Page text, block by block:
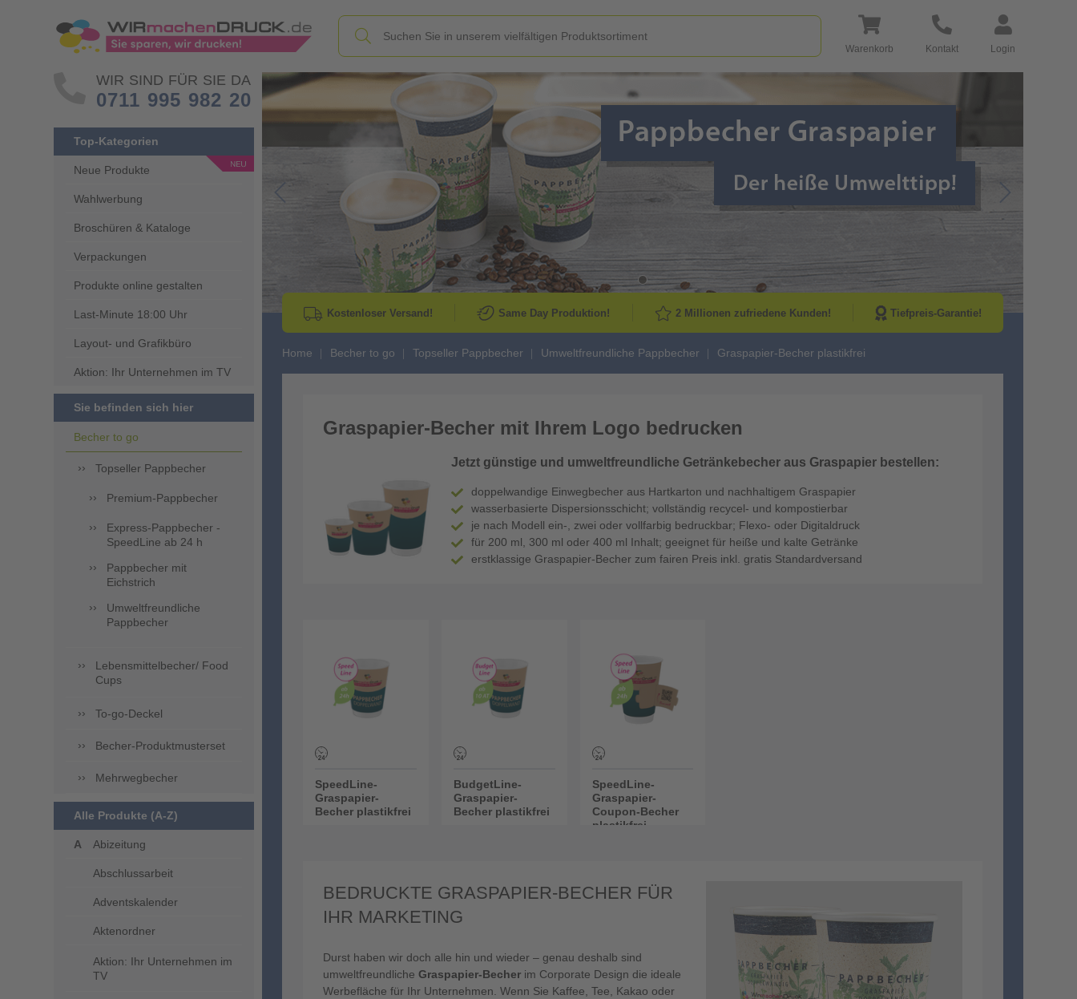
Warenkorb Kontakt Login
WIR SIND FÜR SIE DA
0711 995 982 20
Top-Kategorien
Neue Produkte
Wahlwerbung
Broschüren & Kataloge
Verpackungen
Produkte online gestalten
Last-Minute 18:00 Uhr
Layout- und Grafikbüro
Aktion: Ihr Unternehmen im TV
Sie befinden sich hier
Becher to go
Topseller Pappbecher
Premium-Pappbecher
Express-Pappbecher -
SpeedLine ab 24 h
Pappbecher mit
Eichstrich
Umweltfreundliche
Pappbecher
Lebensmittelbecher/ Food
Cups
To-go-Deckel
Becher-Produktmusterset
Mehrwegbecher
Alle Produkte (A-Z)
Abizeitung
Abschlussarbeit
Adventskalender
Aktenordner
Aktion: Ihr Unternehmen im
TV
Go to Previous Slide Go to Next
Kostenloser Versand! Same Day Produktion! 2 Millionen zufriedene Kunden! Tiefpreis-Garantie!
Home Becher to go Topseller Pappbecher Umweltfreundliche Pappbecher Graspapier-Becher plastikfrei
Graspapier-Becher mit Ihrem Logo bedrucken
Jetzt günstige und umweltfreundliche Getränkebecher aus Graspapier bestellen:
doppelwandige Einwegbecher aus Hartkarton und nachhaltigem Graspapier
wasserbasierte Dispersionsschicht; vollständig recycel- und kompostierbar
je nach Modell ein-, zwei oder vollfarbig bedruckbar; Flexo- oder Digitaldruck
für 200 ml, 300 ml oder 400 ml Inhalt; geeignet für heiße und kalte Getränke
erstklassige Graspapier-Becher zum fairen Preis inkl. gratis Standardversand
SpeedLine-
Graspapier-
Becher plastikfrei
BudgetLine-
Graspapier-
Becher plastikfrei
SpeedLine-
Graspapier-
Coupon-Becher
plastikfrei
BEDRUCKTE GRASPAPIER-BECHER FÜR
IHR MARKETING
Durst haben wir doch alle hin und wieder – genau deshalb sind
umweltfreundliche Graspapier-Becher im Corporate Design die ideale
Werbefläche für Ihr Unternehmen. Wenn Sie Kaffee, Tee, Kakao oder